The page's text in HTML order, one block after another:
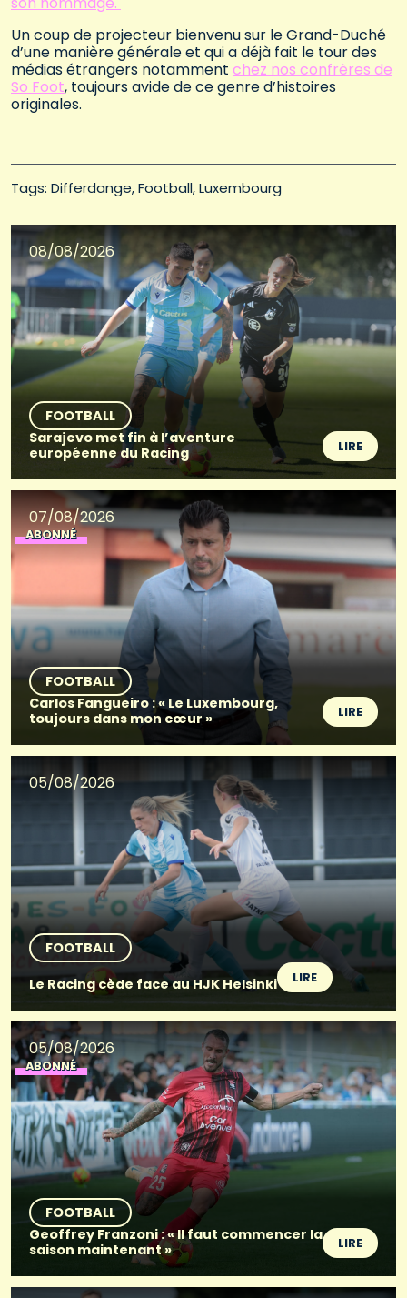
Un coup de projecteur bienvenu sur le Grand-Duché
d’une manière générale et qui a déjà fait le tour des
médias étrangers notamment chez nos confrères de
So Foot, toujours avide de ce genre d’histoires
originales.
Tags: Differdange Football Luxembourg
08/08/2026
FOOTBALL
Sarajevo met fin à l’aventure
européenne du Racing
LIRE
07/08/2026
ABONNÉ
FOOTBALL
Carlos Fangueiro : « Le Luxembourg,
toujours dans mon cœur »
LIRE
05/08/2026
FOOTBALL
Le Racing cède face au HJK Helsinki
LIRE
05/08/2026
ABONNÉ
FOOTBALL
Geoffrey Franzoni : « Il faut commencer la
saison maintenant »
LIRE